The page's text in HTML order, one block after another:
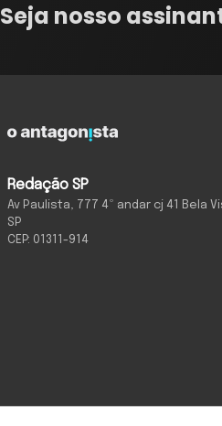
Seja nosso
Redação SP
Av Paulista, 777 4º andar cj 41 Bela
SP
CEP: 01311-914